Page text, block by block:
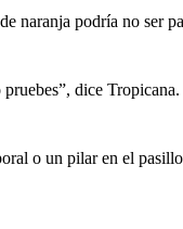
naranja podría no ser
dice
o un pilar en el